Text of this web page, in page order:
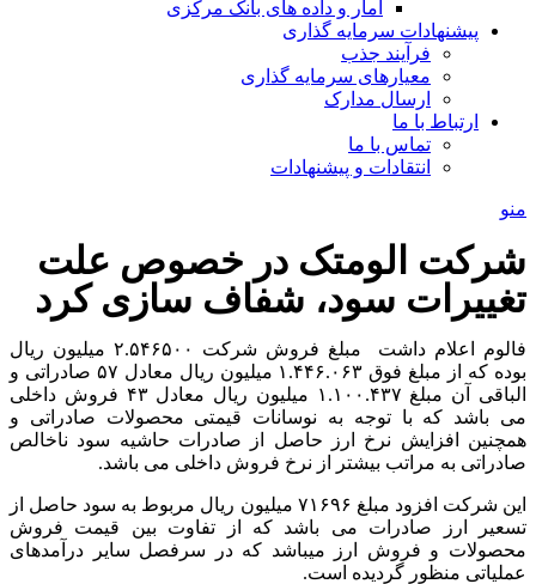
آمار و داده های بانک مرکزی
پیشنهادات سرمایه گذاری
فرآیند جذب
معیارهای سرمایه گذاری
ارسال مدارک
ارتباط با ما
تماس با ما
انتقادات و پیشنهادات
منو
شرکت الومتک در خصوص علت
تغییرات سود، شفاف سازی کرد
فالوم اعلام داشت مبلغ فروش شرکت ۲.۵۴۶۵۰۰ میلیون ریال
بوده که از مبلغ فوق ۱.۴۴۶.۰۶۳ میلیون ریال معادل ۵۷ صادراتی و
الباقی آن مبلغ ۱.۱۰۰.۴۳۷ میلیون ریال معادل ۴۳ فروش داخلی
می باشد که با توجه به نوسانات قیمتی محصولات صادراتی و
همچنین افزایش نرخ ارز حاصل از صادرات حاشیه سود ناخالص
صادراتی به مراتب بیشتر از نرخ فروش داخلی می باشد.
این شرکت افزود مبلغ ۷۱۶۹۶ میلیون ریال مربوط به سود حاصل از
تسعیر ارز صادرات می باشد که از تفاوت بین قیمت فروش
محصولات و فروش ارز میباشد که در سرفصل سایر درآمدهای
عملیاتی منظور گردیده است.